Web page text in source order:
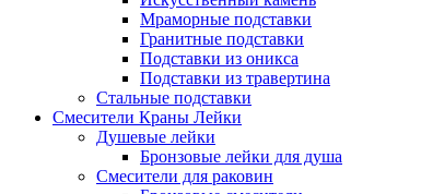
Мраморные подставки
Гранитные подставки
Подставки из оникса
Подставки из травертина
Стальные подставки
Смесители Краны Лейки
Душевые лейки
Бронзовые лейки для душа
Смесители для раковин